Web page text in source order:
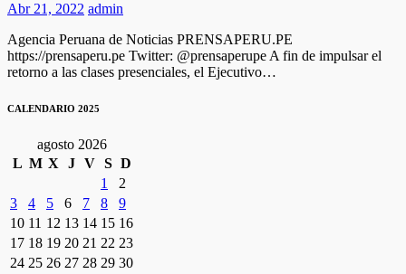
Abr 21, 2022 admin
Agencia Peruana de Noticias PRENSAPERU.PE
https://prensaperu.pe Twitter: @prensaperupe A fin de impulsar el
retorno a las clases presenciales, el Ejecutivo…
CALENDARIO 2025
agosto 2026
L M X J V S D
1
2
3
4 5 6 7 8
9
10 11 12 13 14 15 16
17 18 19 20 21 22 23
24 25 26 27 28 29 30